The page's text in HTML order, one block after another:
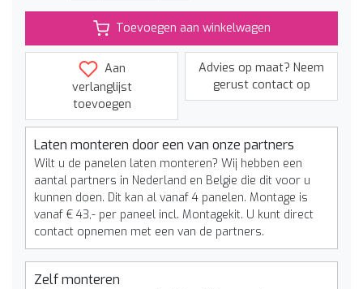
Toevoegen aan winkelwagen
Aan
verlanglijst
toevoegen
Advies op maat? Neem
gerust contact op
Laten monteren door een van onze partners
Wilt u de panelen laten monteren? Wij hebben een
aantal partners in Nederland en Belgie die dit voor u
kunnen doen. Dit kan al vanaf 4 panelen. Montage is
vanaf € 43,- per paneel incl. Montagekit. U kunt direct
contact opnemen met een van de partners.
Zelf monteren